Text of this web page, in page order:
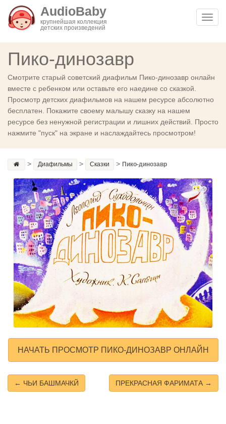
AudioBaby
крупнейшая коллекция
детских произведений
Пико-динозавр
Смотрите старый советский диафильм Пико-динозавр онлайн
вместе с ребенком или оставьте его наедине со сказкой.
Просмотр детских диафильмов на нашем ресурсе абсолютно
бесплатен. Покажите своему малышу сказку на нашем
ресурсе без ненужной регистрации и лишних действий. Просто
нажмите "пуск" на экране и наслаждайтесь просмотром!
> Диафильмы > Сказки > Пико-динозавр
НАЧАТЬ ПРОСМОТР ПИКО-ДИНОЗАВР ОНЛАЙН
← ЧЬИ БАШМАЧКЙ ПРЕКРАСНАЯ ФАРИМАТА →